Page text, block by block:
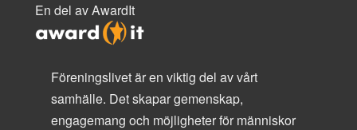
En del av AwardIt
Föreningslivet är en viktig del av vårt
samhälle. Det skapar gemenskap,
engagemang och möjligheter för människor